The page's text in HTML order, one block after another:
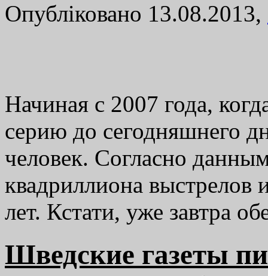
Опубліковано 13.08.2013,
Начиная с 2007 года,
серию до сегодняшнего
человек. Согласно
квадриллиона выстрелов
лет. Кстати, уже завтра
Шведские газеты